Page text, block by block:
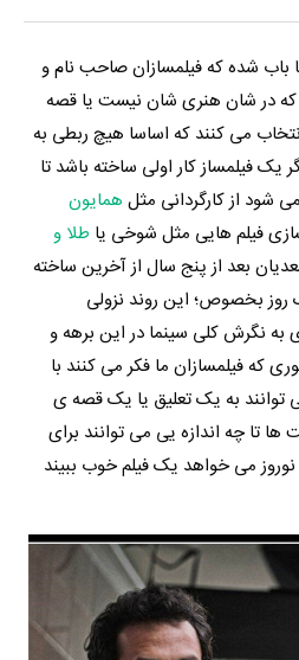
باب شده که فیلمسازان صاحب نام و
که در شان هنری شان نیست یا قصه
می کنند که اساسا هیچ ربطی به
یک فیلمساز کار اولی ساخته باشد تا
شود از کارگردانی مثل همایون
فیلم هایی مثل شوخی یا طلا و
بعد از پنج سال از آخرین ساخته
بخصوص؛ این روند نزولی
به نگرش کلی سینما در این برهه و
که فیلمسازان ما فکر می کنند با
به یک تعلیق یا یک قصه ی
ها تا چه اندازه یی می توانند برای
نوروز می خواهد یک فیلم خوب ببیند